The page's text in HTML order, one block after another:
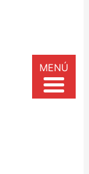
MENÚ